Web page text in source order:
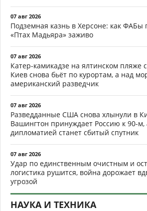
07 авг 2026
Подземная казнь в Херсоне: как ФАБы
«Птах Мадьяра» заживо
07 авг 2026
Катер-камикадзе на ялтинском пляже
Киев снова бьёт по курортам, а над
американский разведчик
07 авг 2026
Разведданные США снова хлынули в
Вашингтон принуждает Россию к 90-
дипломатией станет сбитый спутник
07 авг 2026
Удар по единственным очистным и
логистика рушится, война дорожает
угрозой
НАУКА И ТЕХНИКА